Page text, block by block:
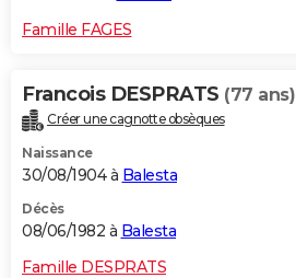
Famille FAGES
Francois DESPRATS (77 ans)
Créer une cagnotte obsèques
Naissance
30/08/1904 à Balesta
Décès
08/06/1982 à Balesta
Famille DESPRATS